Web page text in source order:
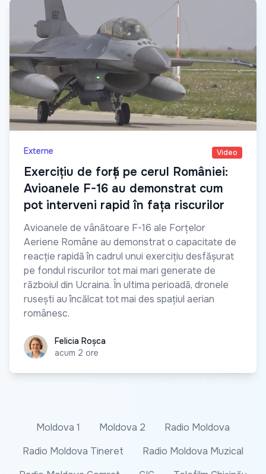
Externe Video
Exercițiu de forță pe cerul României:
Avioanele F-16 au demonstrat cum
pot interveni rapid în fața riscurilor
Avioanele de vânătoare F-16 ale Forțelor
Aeriene Române au demonstrat o capacitate de
reacție rapidă în cadrul unui exercițiu desfășurat
pe fondul riscurilor tot mai mari generate de
războiul din Ucraina. În ultima perioadă, dronele
rusești au încălcat tot mai des spațiul aerian
românesc.
Felicia RoșcaFelicia Roșca
acum 2 ore
Moldova 1 Moldova 2
Radio Moldova
Radio Moldova Tineret
Radio Moldova Muzical